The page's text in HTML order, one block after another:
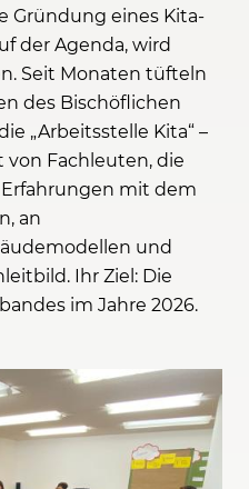
Gründung eines Kita-
der Agenda, wird
Seit Monaten tüfteln
des Bischöflichen
„Arbeitsstelle Kita“ –
von Fachleuten, die
mit dem
an
und
Ihr Ziel: Die
im Jahre 2026.